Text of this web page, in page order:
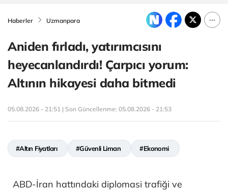
Haberler Uzmanpara
Aniden fırladı, yatırımcısını
heyecanlandırdı! Çarpıcı yorum:
Altının hikayesi daha bitmedi
05.08.2026 - 21:51 | Son Güncellenme: 05.08.2026 - 21:53
#Altın Fiyatları #Güvenli Liman #Ekonomi
ABD-İran hattındaki diplomasi trafiği ve